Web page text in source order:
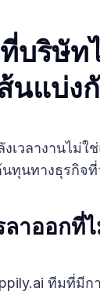
บริษัท
นแบ่ง
เวลางานไม่ใ
ทุนทางธุรกิจ
ลาออกที่
ทีมที่มีก